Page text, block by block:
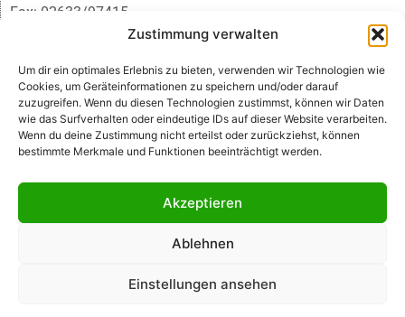
Zustimmung verwalten
Um dir ein optimales Erlebnis zu bieten, verwenden wir Technologien wie
Cookies, um Geräteinformationen zu speichern und/oder darauf
zuzugreifen. Wenn du diesen Technologien zustimmst, können wir Daten
wie das Surfverhalten oder eindeutige IDs auf dieser Website verarbeiten.
Wenn du deine Zustimmung nicht erteilst oder zurückziehst, können
bestimmte Merkmale und Funktionen beeinträchtigt werden.
Akzeptieren
Ablehnen
Einstellungen ansehen
Fax: 02633/97415
infobb@blmedien.de